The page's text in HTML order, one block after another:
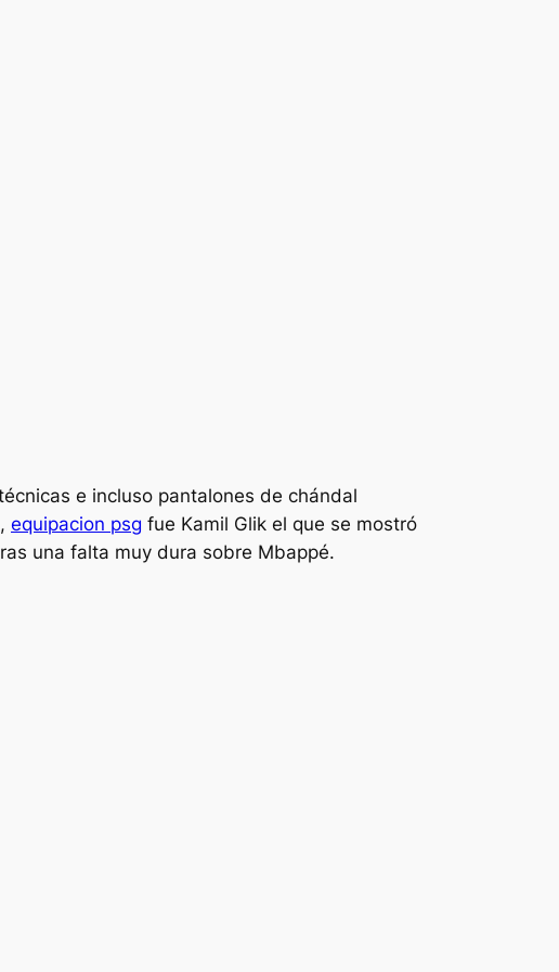
e incluso pantalones de chándal
equipacion psg fue Kamil Glik el que se mostró
una falta muy dura sobre Mbappé.